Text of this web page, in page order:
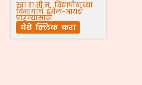
स्वा.रा.ती.म. विद्यापीठाच्या
विभागांचे ईमेल-आयडी
पाहण्यासाठी
येथे क्लिक करा